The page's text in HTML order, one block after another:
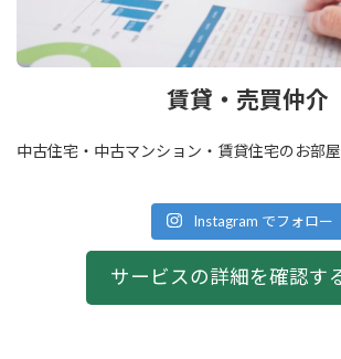
賃貸・売買仲介
中古住宅・中古マンション・賃貸住宅のお部屋
Instagram でフォロー
サービスの詳細を確認す